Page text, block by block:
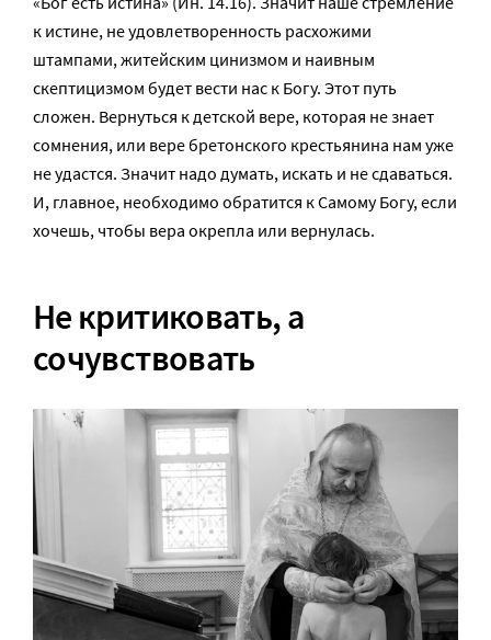
к истине, не удовлетворенность расхожими
штампами, житейским цинизмом и наивным
скептицизмом будет вести нас к Богу. Этот путь
сложен. Вернуться к детской вере, которая не знает
сомнения, или вере бретонского крестьянина нам уже
не удастся. Значит надо думать, искать и не сдаваться.
И, главное, необходимо обратится к Самому Богу, если
хочешь, чтобы вера окрепла или вернулась.
Не критиковать, а
сочувствовать